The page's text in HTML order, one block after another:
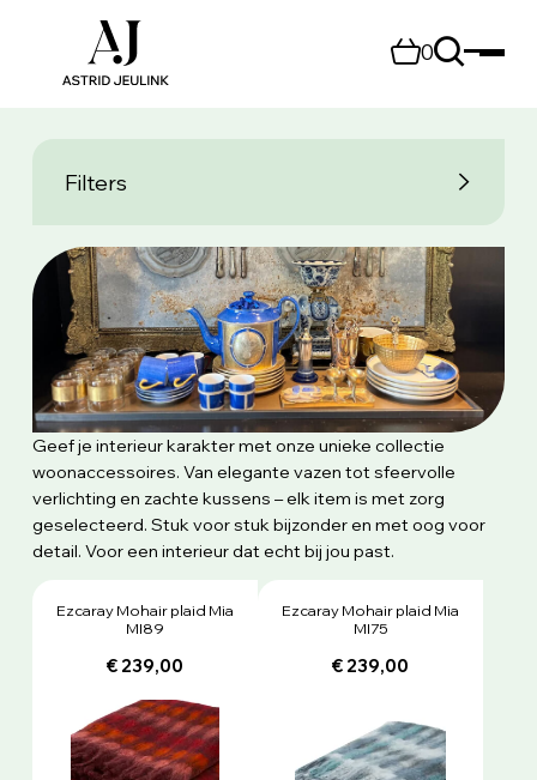
0
Filters
Geef je interieur karakter met onze unieke collectie
woonaccessoires. Van elegante vazen tot sfeervolle
verlichting en zachte kussens – elk item is met zorg
geselecteerd. Stuk voor stuk bijzonder en met oog voor
detail. Voor een interieur dat echt bij jou past.
Ezcaray Mohair plaid Mia
MI89
€ 239,00
Ezcaray Mohair plaid Mia
MI75
€ 239,00